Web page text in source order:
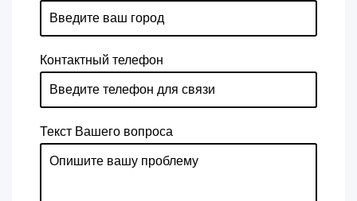
Контактный телефон
Текст Вашего вопроса